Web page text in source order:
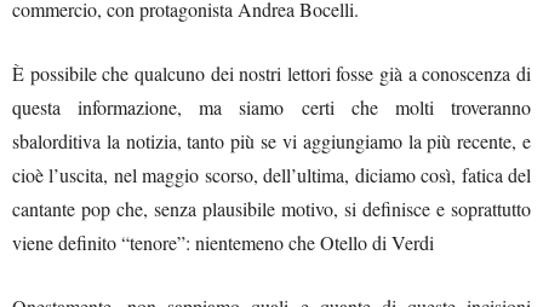
commercio, con protagonista Andrea Bocelli.
È possibile che qualcuno dei nostri lettori fosse già a conoscenza di
questa informazione, ma siamo certi che molti troveranno
sbalorditiva la notizia, tanto più se vi aggiungiamo la più recente, e
cioè l’uscita, nel maggio scorso, dell’ultima, diciamo così, fatica del
cantante pop che, senza plausibile motivo, si definisce e soprattutto
viene definito “tenore”: nientemeno che Otello di Verdi